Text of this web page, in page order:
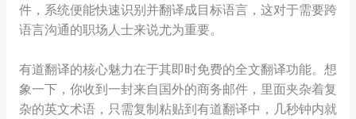
件，系统便能快速识别并翻译成目标语言，这对于需要跨
语言沟通的职场人士来说尤为重要。
有道翻译的核心魅力在于其即时免费的全文翻译功能。想
象一下，你收到一封来自国外的商务邮件，里面夹杂着复
杂的英文术语，只需复制粘贴到有道翻译中，几秒钟内就